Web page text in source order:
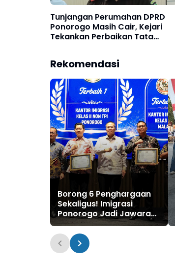
Tunjangan Perumahan DPRD
Ponorogo Masih Cair, Kejari
Tekankan Perbaikan Tata
Rekomendasi
Borong 6 Penghargaan
Sekaligus! Imigrasi
Ponorogo Jadi Jawara
se-Jatim